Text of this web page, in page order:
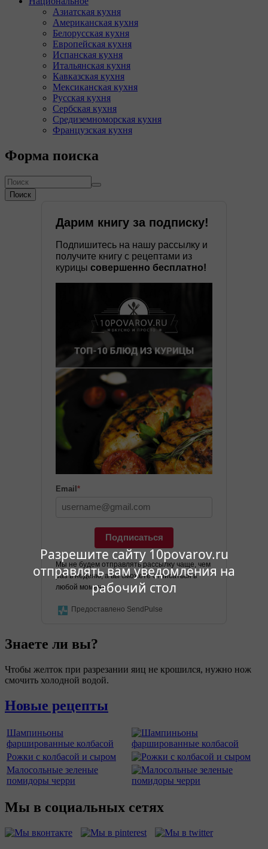
Разрешите сайту 10povarov.ru
отправлять вам уведомления на
рабочий стол
Азиатская кухня
Американская кухня
Белорусская кухня
Европейская кухня
Испанская кухня
Итальянская кухня
Кавказская кухня
Мексиканская кухня
Русская кухня
Сербская кухня
Средиземноморская кухня
Французская кухня
Форма поиска
Поиск
Дарим книгу за подписку!
Подпишитесь на нашу рассылку и
получите книгу с рецептами из
курицы совершенно бесплатно!
Email *
Подписаться
Мы не будем отправлять рассылку чаще, чем
раз в неделю, а вы сможете отписаться в
любой момент.
Предоставлено SendPulse
Знаете ли вы?
Чтобы желток при разрезании яиц не крошился, нужно нож
смочить холодной водой.
Новые рецепты
Шампиньоны
фаршированные колбасой
Рожки с колбасой и сыром
Малосольные зеленые
помидоры черри
Мы в социальных сетях